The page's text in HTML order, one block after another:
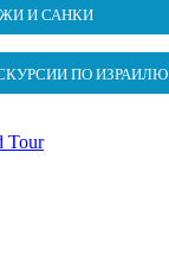
И САНКИ
ПО ИЗРАИЛЮ